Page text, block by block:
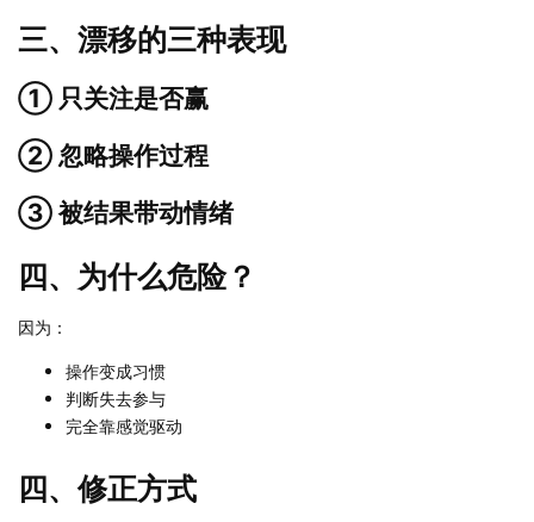
三、漂移的三种表现
① 只关注是否赢
② 忽略操作过程
③ 被结果带动情绪
四、为什么危险？
因为：
操作变成习惯
判断失去参与
完全靠感觉驱动
四、修正方式